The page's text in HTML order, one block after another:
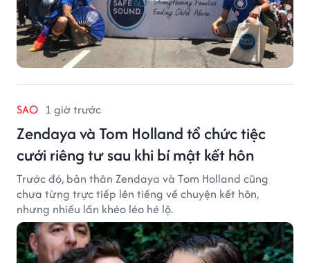
SAO 1 giờ trước
Zendaya và Tom Holland tổ chức tiệc
cưới riêng tư sau khi bí mật kết hôn
Trước đó, bản thân Zendaya và Tom Holland cũng
chưa từng trực tiếp lên tiếng về chuyện kết hôn,
nhưng nhiều lần khéo léo hé lộ.